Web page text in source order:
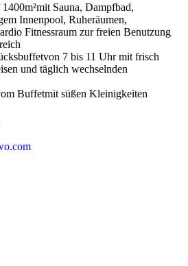
mit Sauna, Dampfbad,
Innenpool, Ruheräumen,
Fitnessraum zur freien Benutzung
von 7 bis 11 Uhr mit frisch
und täglich wechselnden
Buffetmit süßen Kleinigkeiten